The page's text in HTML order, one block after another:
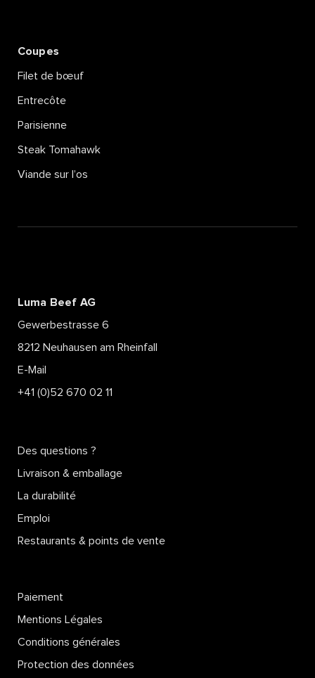
Coupes
Filet de bœuf
Entrecôte
Parisienne
Steak Tomahawk
Viande sur l’os
Luma Beef AG
Gewerbestrasse 6
8212 Neuhausen am Rheinfall
E-Mail
+41 (0)52 670 02 11
Des questions ?
Livraison & emballage
La durabilité
Emploi
Restaurants & points de vente
Paiement
Mentions Légales
Conditions générales
Protection des données